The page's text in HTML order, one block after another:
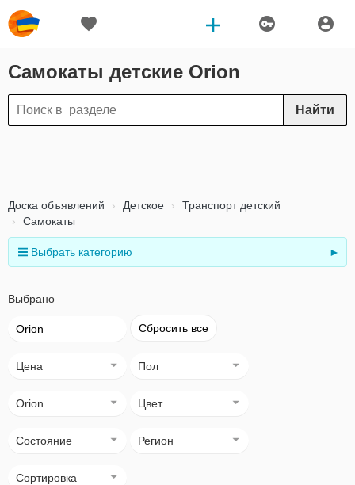
Самокаты детские Orion
Найти
Доска объявлений Детское
Транспорт детский
Самокаты
Выбрать категорию ►
Выбрано
Orion Сбросить все
Цена Пол
Orion Цвет
Состояние Регион
Сортировка